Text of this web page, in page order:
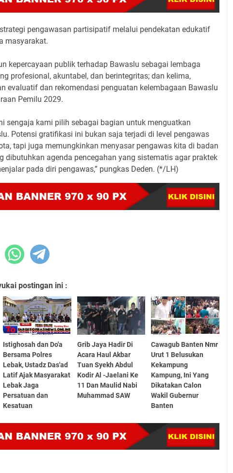
pengawasan partisipatif melalui pendekatan edukatif
masyarakat.
kepercayaan publik terhadap Bawaslu sebagai lembaga
profesional, akuntabel, dan berintegritas; dan kelima,
evaluatif dan rekomendasi penguatan kelembagaan Bawaslu
Pemilu 2029.
sengaja kami pilih sebagai bagian untuk menguatkan
Potensi gratifikasi ini bukan saja terjadi di level pengawas
tapi juga memungkinkan menyasar pengawas kita di badan
dibutuhkan agenda pencegahan yang sistematis agar praktek
pada diri pengawas,” pungkas Deden. (*/LH)
postingan ini :
Istighosah dan Do'a
Bersama Polres
Lebak, Ustadz Das'ad
Latif Ajak Masyarakat
Lebak Jaga
Persatuan dan
Kesatuan
Grib Jaya Hadir Di
Acara Haul Akbar
Tuan Syekh Abdul
Kodir Al -Jaelani Ke
11 Dan Maulid Nabi
Muhammad SAW
Cawagub Banten Nmr
Urut 1 Belusukan
Kekampung
Kampung, Ini Yang
Dikatakan Calon
Wakil Gubernur
Banten